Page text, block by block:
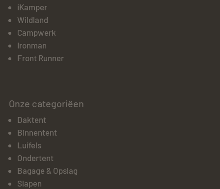
iKamper
Wildland
Campwerk
Ironman
Front Runner
Onze categoriëen
Daktent
Binnentent
Luifels
Ondertent
Bagage & Opslag
Slapen